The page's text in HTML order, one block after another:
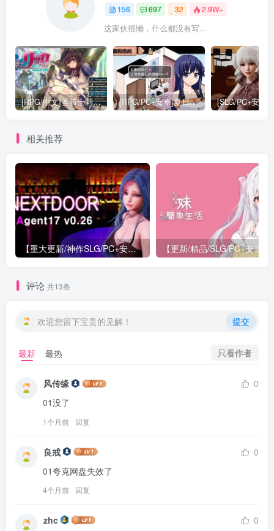
156 697 32 2.9W+
这家伙很懒，什么都没有写...
[RPG/中文]圣骑士莉卡物语 白翼与银翼的姐妹V1.38[4G] [RPG/PC+安卓]夏日狂想曲：完结+2牛头人魔改版[3.5G]
相关推荐
【重大更新/神作SLG/PC+安卓/官中】特工17 Agent 17 v0.26.10 官方中文版+存档or满金币
评论 共13条
欢迎您留下宝贵的见解！ 提交
最新 最热 只看作者
风传缘
0
01没了
1个月前 回复
良戒
0
01夸克网盘失效了
4个月前 回复
zhc
0